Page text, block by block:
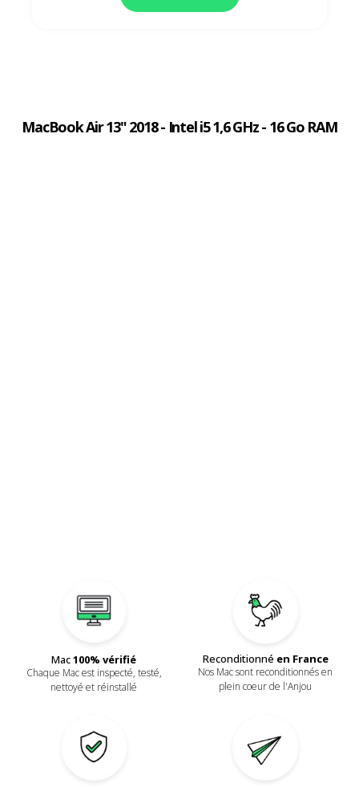
MacBook Air 13" 2018 - Intel i5 1,6 GHz - 16 Go RAM
Mac100% vérifié
Chaque Mac est inspecté, testé,
nettoyé et réinstallé
Reconditionné en France
Nos Mac sont reconditionnés en
plein coeur de l'Anjou